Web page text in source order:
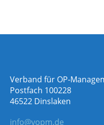
Verband für OP-
Postfach 100228
46522 Dinslaken
info@vopm.de